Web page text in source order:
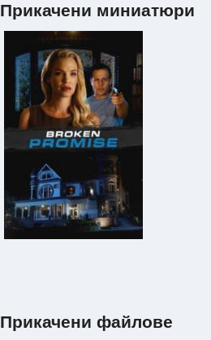
Прикачени миниатюри
Прикачени файлове